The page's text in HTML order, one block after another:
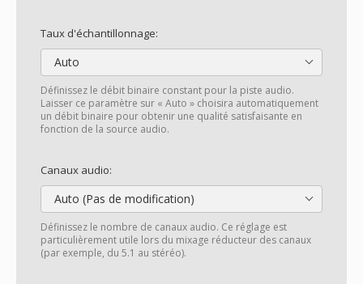
Taux d'échantillonnage:
Auto
Définissez le débit binaire constant pour la piste audio.
Laisser ce paramètre sur « Auto » choisira automatiquement
un débit binaire pour obtenir une qualité satisfaisante en
fonction de la source audio.
Canaux audio:
Auto (Pas de modification)
Définissez le nombre de canaux audio. Ce réglage est
particulièrement utile lors du mixage réducteur des canaux
(par exemple, du 5.1 au stéréo).